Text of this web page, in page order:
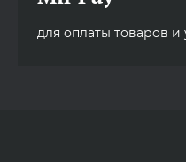
для оплаты товаров